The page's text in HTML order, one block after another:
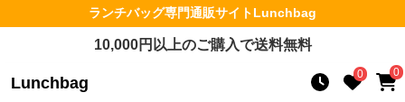
ランチバッグ専門通販サイトLunchbag
10,000円以上のご購入で送料無料
Lunchbag 0 0